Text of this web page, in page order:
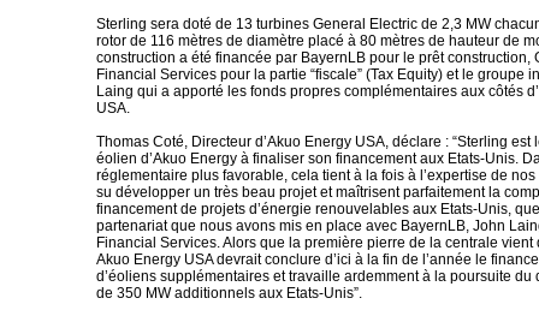
Sterling sera doté de 13 turbines General Electric de 2,3 MW
rotor de 116 mètres de diamètre placé à 80 mètres de hauteur de
construction a été financée par BayernLB pour le prêt construction,
Financial Services pour la partie “fiscale” (Tax Equity) et le groupe
Laing qui a apporté les fonds propres complémentaires aux côtés
USA.
Thomas Coté, Directeur d’Akuo Energy USA, déclare : “Sterling est
éolien d’Akuo Energy à finaliser son financement aux Etats-Unis.
réglementaire plus favorable, cela tient à la fois à l’expertise de
su développer un très beau projet et maîtrisent parfaitement la
financement de projets d’énergie renouvelables aux Etats-Unis,
partenariat que nous avons mis en place avec BayernLB, John
Financial Services. Alors que la première pierre de la centrale vient
Akuo Energy USA devrait conclure d’ici à la fin de l’année le
d’éoliens supplémentaires et travaille ardemment à la poursuite du
de 350 MW additionnels aux Etats-Unis”.